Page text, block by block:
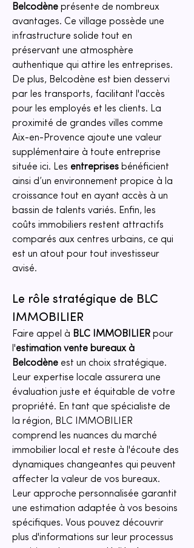
Belcodène présente de nombreux
avantages. Ce village possède une
infrastructure solide tout en
préservant une atmosphère
authentique qui attire les entreprises.
De plus, Belcodène est bien desservi
par les transports, facilitant l'accès
pour les employés et les clients. La
proximité de grandes villes comme
Aix-en-Provence ajoute une valeur
supplémentaire à toute entreprise
située ici. Les entreprises bénéficient
ainsi d’un environnement propice à la
croissance tout en ayant accès à un
bassin de talents variés. Enfin, les
coûts immobiliers restent attractifs
comparés aux centres urbains, ce qui
est un atout pour tout investisseur
avisé.
Le rôle stratégique de BLC
IMMOBILIER
Faire appel à BLC IMMOBILIER pour
l'estimation vente bureaux à
Belcodène est un choix stratégique.
Leur expertise locale assurera une
évaluation juste et équitable de votre
propriété. En tant que spécialiste de
la région, BLC IMMOBILIER
comprend les nuances du marché
immobilier local et reste à l'écoute des
dynamiques changeantes qui peuvent
affecter la valeur de vos bureaux.
Leur approche personnalisée garantit
une estimation adaptée à vos besoins
spécifiques. Vous pouvez découvrir
plus d'informations sur leur processus